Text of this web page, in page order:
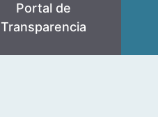
Portal de
Transparencia